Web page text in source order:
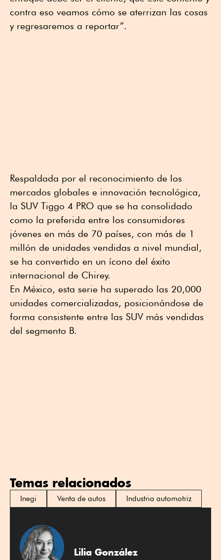
contra eso veamos cómo se aterrizan las cosas
y regresaremos a reportar”.
Respaldada por el reconocimiento de los
mercados globales e innovación tecnológica,
la SUV Tiggo 4 PRO que se ha consolidado
como la preferida entre los consumidores
jóvenes en más de 70 países, con más de 1
millón de unidades vendidas a nivel mundial,
se ha convertido en un ícono del éxito
internacional de Chirey.
En México, esta serie ha superado las 20,000
unidades comercializadas, posicionándose de
forma consistente entre las SUV más vendidas
del segmento B.
Temas relacionados
Inegi Venta de autos Industria automotriz
Lilia González